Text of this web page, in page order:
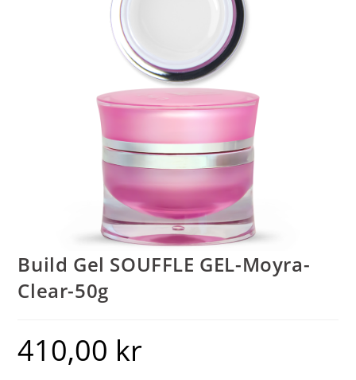
Build Gel SOUFFLE GEL-Moyra-
Clear-50g
410,00 kr